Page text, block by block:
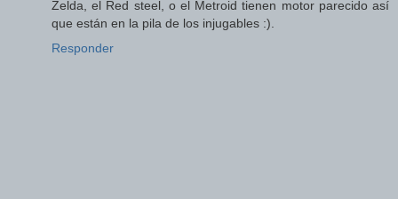
Zelda, el Red steel, o el Metroid tienen motor parecido así
que están en la pila de los injugables :).
Responder